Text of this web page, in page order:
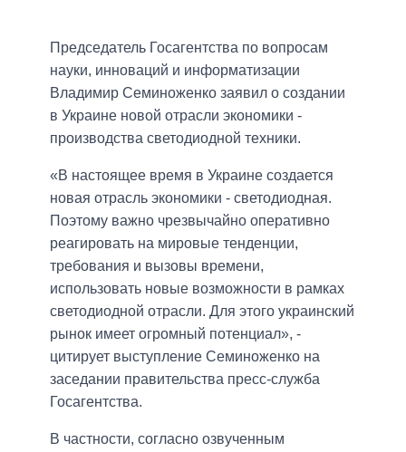
Председатель Госагентства по вопросам
науки, инноваций и информатизации
Владимир Семиноженко заявил о создании
в Украине новой отрасли экономики -
производства светодиодной техники.
«В настоящее время в Украине создается
новая отрасль экономики - светодиодная.
Поэтому важно чрезвычайно оперативно
реагировать на мировые тенденции,
требования и вызовы времени,
использовать новые возможности в рамках
светодиодной отрасли. Для этого украинский
рынок имеет огромный потенциал», -
цитирует выступление Семиноженко на
заседании правительства пресс-служба
Госагентства.
В частности, согласно озвученным